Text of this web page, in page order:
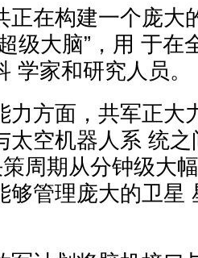
正在构建一个庞大
级大脑”，用 于在
学家和研究人员。
力方面，共军正大
太空机器人系 统
周期从分钟级大
够管理庞大的卫星